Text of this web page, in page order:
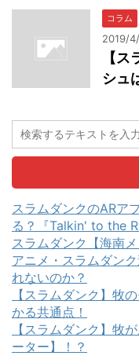
コラム
2019/
【
シュ
スラムダンクのARア
る？『Talkin' to the
スラムダンク【海南
アニメ・スラムダン
れないのか？
【スラムダンク】牧
かる共通点！
【スラムダンク】牧
ーター】！？